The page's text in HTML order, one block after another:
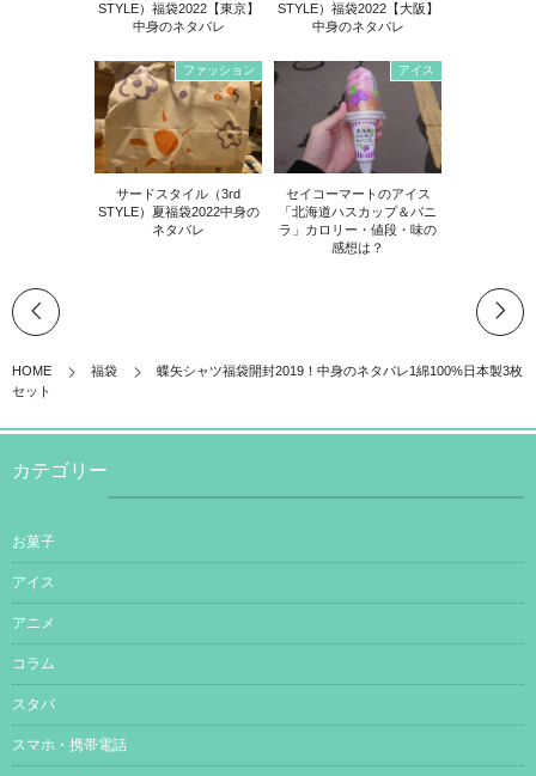
STYLE）福袋2022【東京】
中身のネタバレ
STYLE）福袋2022【大阪】
中身のネタバレ
ファッション
サードスタイル（3rd
STYLE）夏福袋2022中身の
ネタバレ
アイス
セイコーマートのアイス
「北海道ハスカップ＆バニ
ラ」カロリー・値段・味の
感想は？
HOME 福袋
蝶矢シャツ福袋開封2019！中身のネタバレ1綿100%日本製3枚
セット
カテゴリー
お菓子
アイス
アニメ
コラム
スタバ
スマホ・携帯電話